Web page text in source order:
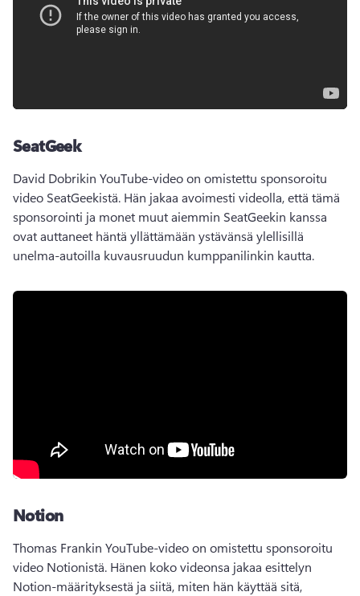
SeatGeek
David Dobrikin YouTube-video on omistettu sponsoroitu
video SeatGeekistä. Hän jakaa avoimesti videolla, että tämä
sponsorointi ja monet muut aiemmin SeatGeekin kanssa
ovat auttaneet häntä yllättämään ystävänsä ylellisillä
unelma-autoilla kuvausruudun kumppanilinkin kautta.
Notion
Thomas Frankin YouTube-video on omistettu sponsoroitu
video Notionistä. Hänen koko videonsa jakaa esittelyn
Notion-määrityksestä ja siitä, miten hän käyttää sitä,